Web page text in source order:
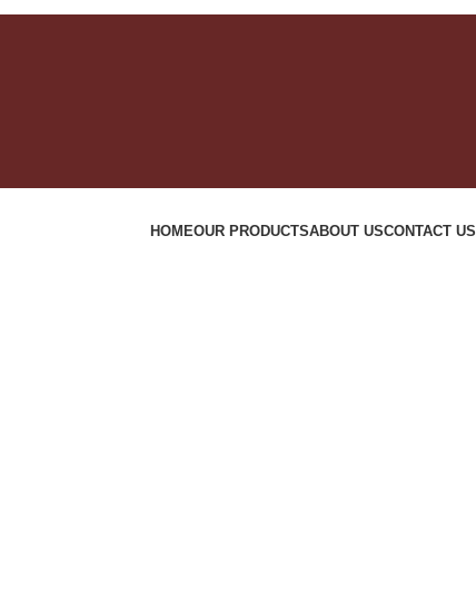
HOMEOUR PRODUCTSABOUT USCONTACT US